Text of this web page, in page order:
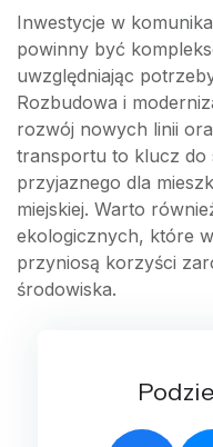
Inwestycje w
powinny być
uwzględniając
Rozbudowa i
rozwój nowych linii
transportu to klucz do
przyjaznego dla
miejskiej. Warto
ekologicznych, które
przyniosą korzyści
środowiska.